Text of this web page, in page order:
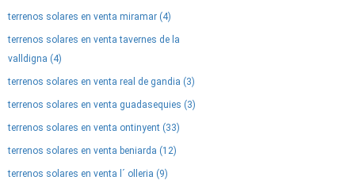
terrenos solares en venta miramar (4)
terrenos solares en venta tavernes de la
valldigna (4)
terrenos solares en venta real de gandia (3)
terrenos solares en venta guadasequies (3)
terrenos solares en venta ontinyent (33)
terrenos solares en venta beniarda (12)
terrenos solares en venta l´ olleria (9)